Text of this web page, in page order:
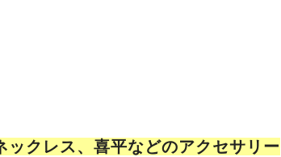
ックレス、喜平などのアクセサリー